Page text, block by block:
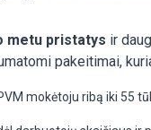
metu pristatys ir
pakeitimai,
mokėtoju ribą iki 55